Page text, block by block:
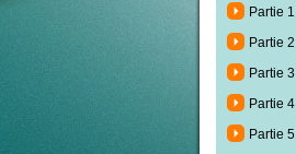
Partie 1
Partie 2
Partie 3
Partie 4
Partie 5